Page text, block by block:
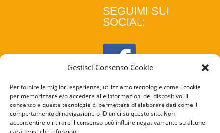
Gestisci Consenso Cookie
Per fornire le migliori esperienze, utilizziamo tecnologie come i cookie
per memorizzare e/o accedere alle informazioni del dispositivo. Il
consenso a queste tecnologie ci permetterà di elaborare dati come il
comportamento di navigazione o ID unici su questo sito. Non
acconsentire o ritirare il consenso può influire negativamente su alcune
caratteristiche e funzioni.
SEGUIMI SUI
SOCIAL: